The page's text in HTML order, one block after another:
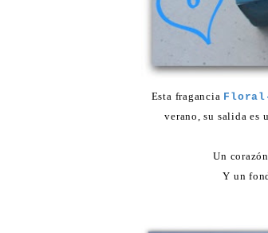
Esta fragancia
verano, su salida es
Un
Y un